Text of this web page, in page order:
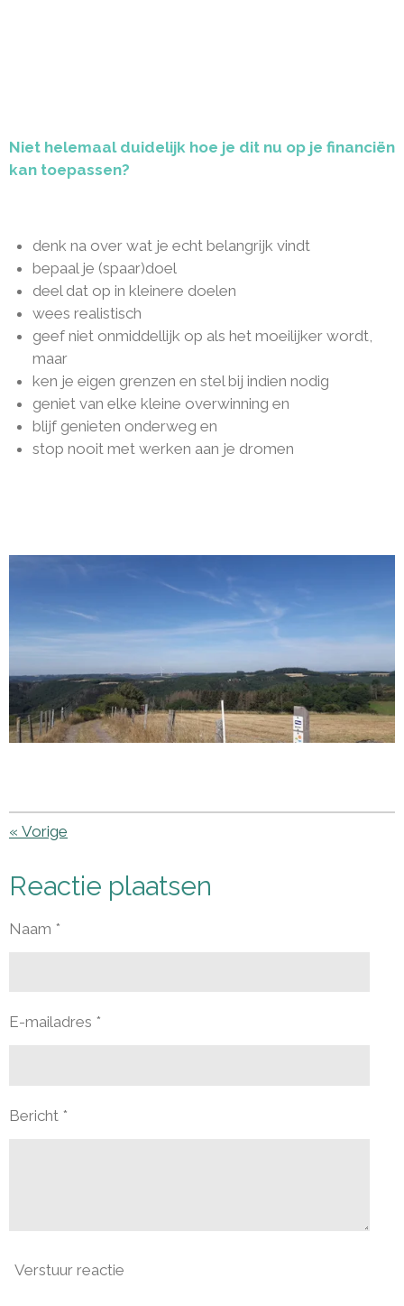
Niet helemaal duidelijk hoe je dit nu op je financiën
kan toepassen?
denk na over wat je echt belangrijk vindt
bepaal je (spaar)doel
deel dat op in kleinere doelen
wees realistisch
geef niet onmiddellijk op als het moeilijker wordt,
maar
ken je eigen grenzen en stel bij indien nodig
geniet van elke kleine overwinning en
blijf genieten onderweg en
stop nooit met werken aan je dromen
« Vorige
Reactie plaatsen
Naam *
E-mailadres *
Bericht *
Verstuur reactie